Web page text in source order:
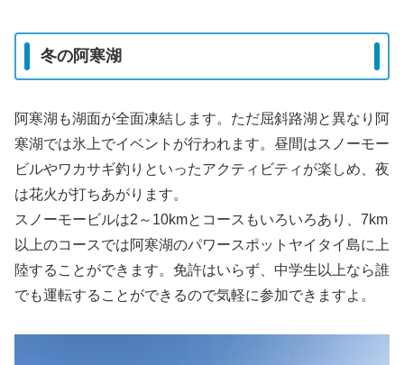
冬の阿寒湖
阿寒湖も湖面が全面凍結します。ただ屈斜路湖と異なり阿
寒湖では氷上でイベントが行われます。昼間はスノーモー
ビルやワカサギ釣りといったアクティビティが楽しめ、夜
は花火が打ちあがります。
スノーモービルは2～10kmとコースもいろいろあり、7km
以上のコースでは阿寒湖のパワースポットヤイタイ島に上
陸することができます。免許はいらず、中学生以上なら誰
でも運転することができるので気軽に参加できますよ。